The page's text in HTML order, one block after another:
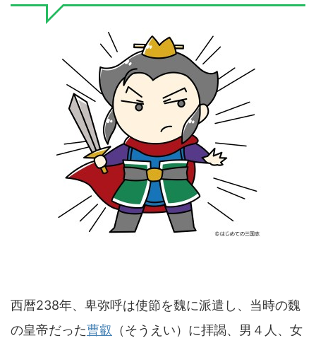
西暦238年、卑弥呼は使節を魏に派遣し、当時の魏
の皇帝だった曹叡 （そうえい）に拝謁、男４人、女